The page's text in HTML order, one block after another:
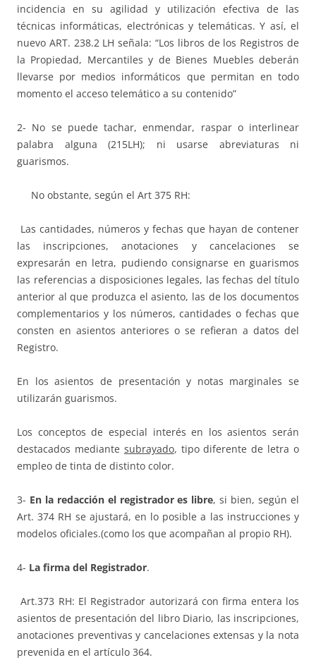
incidencia en su agilidad y utilización efectiva de las
técnicas informáticas, electrónicas y telemáticas. Y así, el
nuevo ART. 238.2 LH señala: “Los libros de los Registros de
la Propiedad, Mercantiles y de Bienes Muebles deberán
llevarse por medios informáticos que permitan en todo
momento el acceso telemático a su contenido”
2- No se puede tachar, enmendar, raspar o interlinear
palabra alguna (215LH); ni usarse abreviaturas ni
guarismos.
No obstante, según el Art 375 RH:
Las cantidades, números y fechas que hayan de contener
las inscripciones, anotaciones y cancelaciones se
expresarán en letra, pudiendo consignarse en guarismos
las referencias a disposiciones legales, las fechas del título
anterior al que produzca el asiento, las de los documentos
complementarios y los números, cantidades o fechas que
consten en asientos anteriores o se refieran a datos del
Registro.
En los asientos de presentación y notas marginales se
utilizarán guarismos.
Los conceptos de especial interés en los asientos serán
destacados mediante subrayado, tipo diferente de letra o
empleo de tinta de distinto color.
3- En la redacción el registrador es libre, si bien, según el
Art. 374 RH se ajustará, en lo posible a las instrucciones y
modelos oficiales.(como los que acompañan al propio RH).
4- La firma del Registrador.
Art.373 RH: El Registrador autorizará con firma entera los
asientos de presentación del libro Diario, las inscripciones,
anotaciones preventivas y cancelaciones extensas y la nota
prevenida en el artículo 364.